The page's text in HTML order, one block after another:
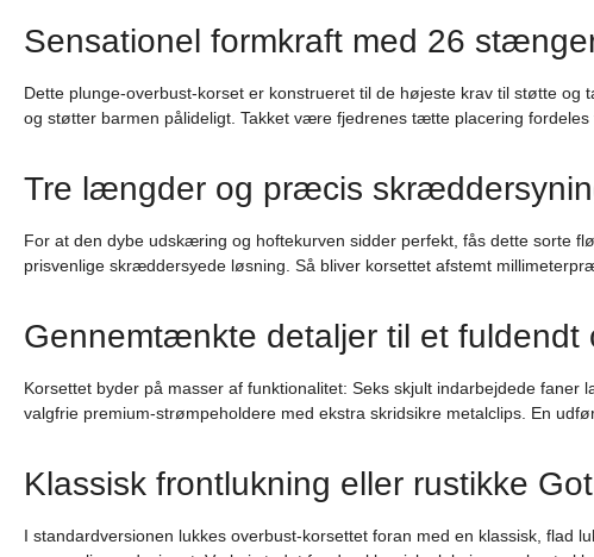
Sensationel formkraft med 26
Dette plunge-overbust-korset er konstrueret til de højeste krav til støtte
og støtter barmen pålideligt. Takket være fjedrenes tætte placering
Tre længder og præcis
For at den dybe udskæring og hoftekurven sidder perfekt, fås dette sorte
prisvenlige skræddersyede løsning. Så bliver korsettet afstemt
Gennemtænkte detaljer til et fuldendt
Korsettet byder på masser af funktionalitet: Seks skjult indarbejdede
valgfrie premium-strømpeholdere med ekstra skridsikre metalclips. En
Klassisk frontlukning eller rustikke
I standardversionen lukkes overbust-korsettet foran med en klassisk,